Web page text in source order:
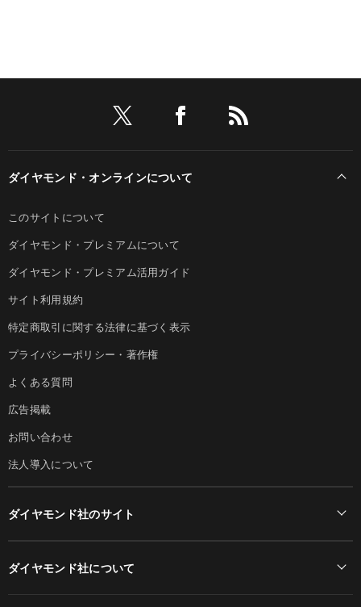
ダイヤモンド・オンラインについて
このサイトについて
ダイヤモンド・プレミアムについて
ダイヤモンド・プレミアム活用ガイド
サイト利用規約
特定商取引に関する法律に基づく表示
プライバシーポリシー・著作権
よくある質問
広告掲載
お問い合わせ
法人導入について
ダイヤモンド社のサイト
ダイヤモンド社について